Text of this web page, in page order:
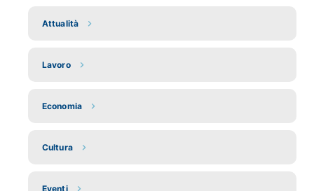
Attualità
Lavoro
Economia
Cultura
Eventi